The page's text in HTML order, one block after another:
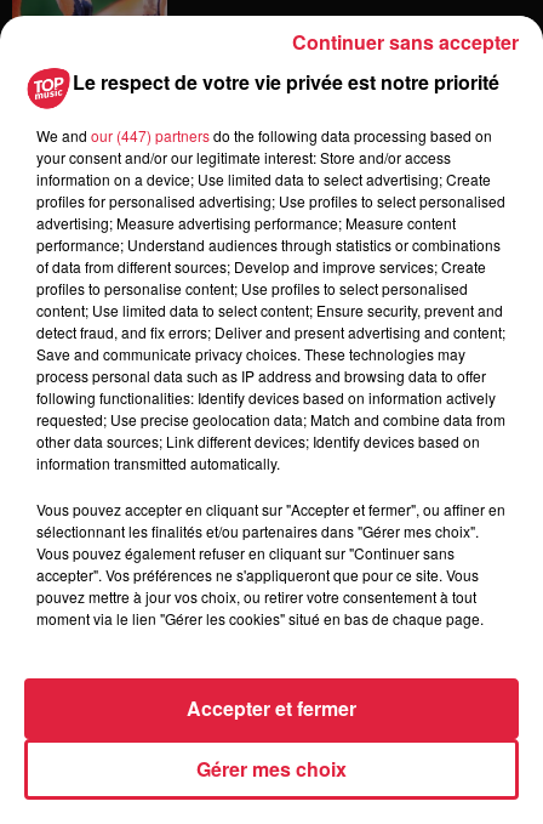
6 août 2026
pape à Metz en septembre
5 août 2026
Europa-Park : des précisons sur
l’après Euro-Mir
Dans la même série
Reproland
Reproland
Plakar
Plakar
Le respect de votre vie privée est notre priorité
We and our (447) partnersdo the following data processing based on
your consent and/or our legitimate interest: Store and/or access
information on a device; Use limited data to select advertising; Create
profiles for personalised advertising; Use profiles to select personalised
advertising; Measure advertising performance; Measure content
performance; Understand audiences through statistics or combinations
of data from different sources; Develop and improve services; Create
profiles to personalise content; Use profiles to select personalised
content; Use limited data to select content; Ensure security, prevent and
detect fraud, and fix errors; Deliver and present advertising and content;
Save and communicate privacy choices. These technologies may
process personal data such as IP address and browsing data to offer
following functionalities: Identify devices based on information actively
requested; Use precise geolocation data; Match and combine data from
other data sources; Link different devices; Identify devices based on
information transmitted automatically.
Vous pouvez accepter en cliquant sur "Accepter et fermer", ou affiner en
sélectionnant les finalités et/ou partenaires dans "Gérer mes choix".
Vous pouvez également refuser en cliquant sur "Continuer sans
accepter". Vos préférences ne s'appliqueront que pour ce site. Vous
pouvez mettre à jour vos choix, ou retirer votre consentement à tout
moment via le lien "Gérer les cookies" situé en bas de chaque page.
Gérer mes choix
Accepter et fermer
Continuer sans accepter